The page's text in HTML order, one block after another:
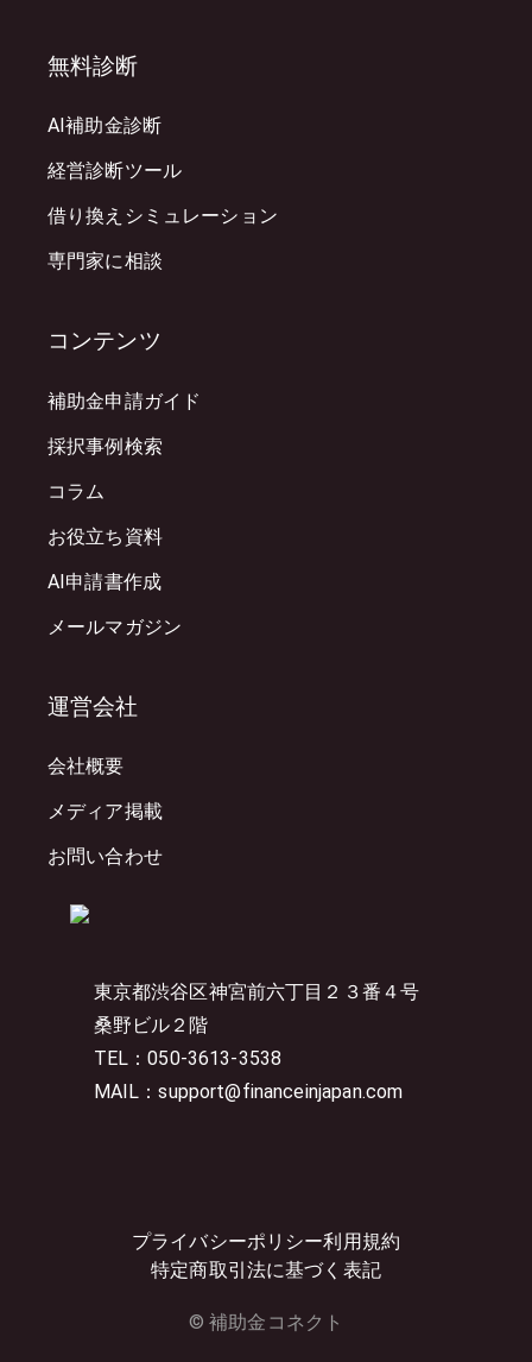
東京都渋谷区神宮前六丁目２３番４号
桑野ビル２階
TEL：050-3613-3538
MAIL：support@financeinjapan.com
プライバシーポリシー利用規約
特定商取引法に基づく表記
© 補助金コネクト
無料診断
AI補助金診断
経営診断ツール
借り換えシミュレーション
専門家に相談
コンテンツ
補助金申請ガイド
採択事例検索
コラム
お役立ち資料
AI申請書作成
メールマガジン
運営会社
会社概要
メディア掲載
お問い合わせ